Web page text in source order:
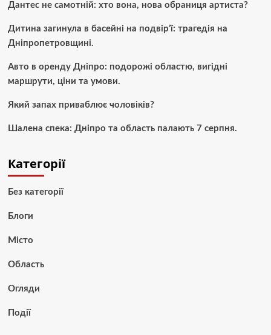
Дантес не самотній: хто вона, нова обраниця артиста?
Дитина загинула в басейні на подвір’ї: трагедія на
Дніпропетровщині.
Авто в оренду Дніпро: подорожі областю, вигідні
маршрути, ціни та умови.
Який запах приваблює чоловіків?
Шалена спека: Дніпро та область палають 7 серпня.
Категорії
Без категорії
Блоги
Місто
Область
Огляди
Події